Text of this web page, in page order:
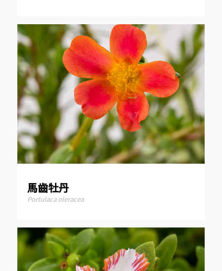
馬齒牡丹
Portulaca oleracea